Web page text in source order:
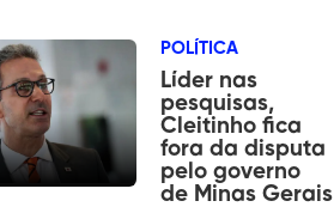
POLÍTICA
Líder nas
pesquisas,
Cleitinho fica
fora da disputa
pelo governo
de Minas Gerais